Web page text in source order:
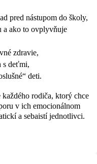
pred nástupom do školy,
a ako to ovplyvňuje
zdravie,
s deťmi,
deti.
rodiča, ktorý chce
v ich emocionálnom
a sebaistí jednotlivci.